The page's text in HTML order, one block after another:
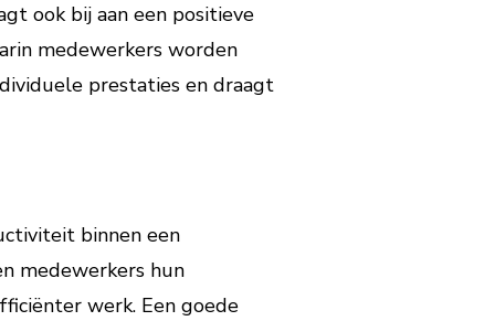
ook bij aan een positieve
medewerkers worden
prestaties en draagt
binnen een
medewerkers hun
werk. Een goede